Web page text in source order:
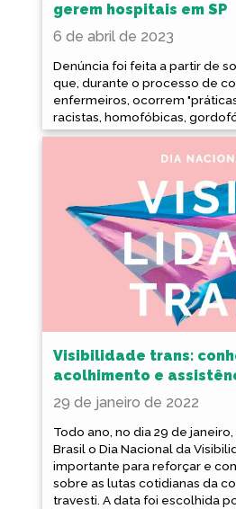
gerem hospitais em SP
6 de abril de 2023
Denúncia foi feita a partir de
que, durante o processo de
enfermeiros, ocorrem
racistas, homofóbicas,
Visibilidade trans:
acolhimento e
29 de janeiro de 2022
Todo ano, no dia 29 de
Brasil o Dia Nacional da
importante para reforçar e
sobre as lutas cotidianas da
travesti. A data foi escolhida